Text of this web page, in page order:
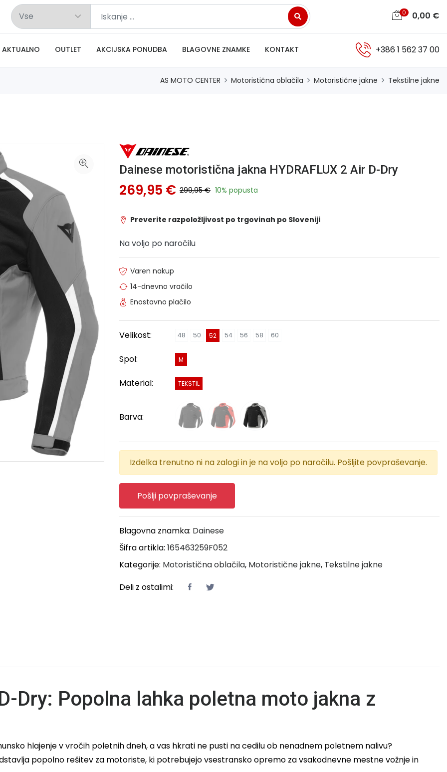
0 0,00 €
AKTUALNO OUTLET AKCIJSKA PONUDBA BLAGOVNE ZNAMKE KONTAKT +386 1 562 37 00
AS MOTO CENTER Motoristična oblačila Motoristične jakne Tekstilne jakne
Dainese motoristična jakna HYDRAFLUX 2 Air D-Dry
269,95 € 299,95 € 10% popusta
Preverite razpoložljivost po trgovinah po Sloveniji
Na voljo po naročilu
Varen nakup
14-dnevno vračilo
Enostavno plačilo
Velikost: 48 50 52 54 56 58 60
Spol: M
Material: TEKSTIL
Barva:
Izdelka trenutno ni na zalogi in je na voljo po naročilu. Pošljite povpraševanje.
Pošlji povpraševanje
Blagovna znamka: Dainese
Šifra artikla: 165463259F052
Kategorije: Motoristična oblačila, Motoristične jakne, Tekstilne jakne
Deli z ostalimi:
Dry: Popolna lahka poletna moto jakna z
hlajenje v vročih poletnih dneh, a vas hkrati ne pusti na cedilu ob nenadnem poletnem nalivu?
popolno rešitev za motoriste, ki potrebujejo vsestransko opremo za vsakodnevne mestne vožnje in